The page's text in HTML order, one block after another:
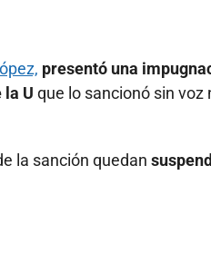
presentó una
la U que lo sancionó sin voz
la sanción quedan